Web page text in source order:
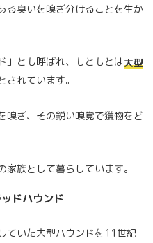
る臭いを嗅ぎ分けることを生か
」とも呼ばれ、もともとは大型
されています。
嗅ぎ、その鋭い嗅覚で獲物をど
族として暮らしています。
ドハウンド
ていた大型ハウンドを11世紀